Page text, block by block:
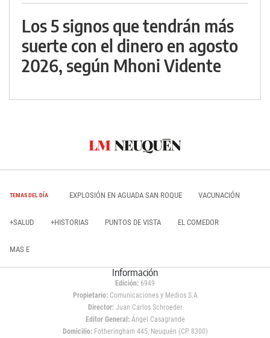
Los 5 signos que tendrán más
suerte con el dinero en agosto
2026, según Mhoni Vidente
TEMAS DEL DÍA EXPLOSIÓN EN AGUADA SAN ROQUE VACUNACIÓN
+SALUD +HISTORIAS PUNTOS DE VISTA EL COMEDOR
MAS E
Información
Edición: 6949
Propietario:Comunicaciones y Medios S.A
Director: Juan Carlos Schroeder
Editor General:Ángel Casagrande
Domicilio:Fotheringham 445, Neuquén (CP 8300)